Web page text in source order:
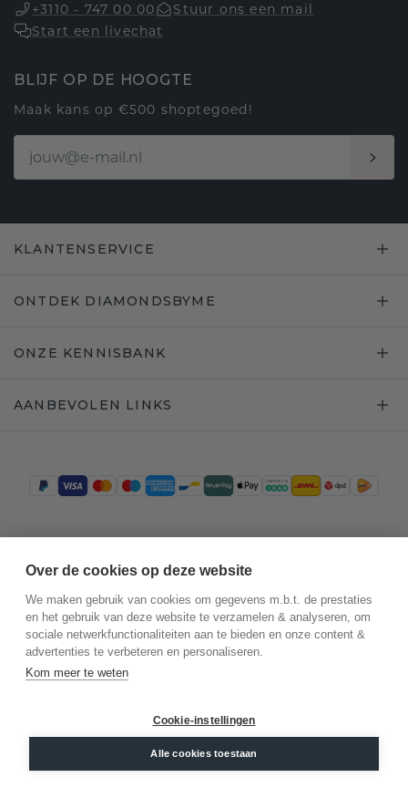
+3110 - 747 00 00
Stuur ons een mail
Start een livechat
BLIJF OP DE HOOGTE
Maak kans op €500 shoptegoed!
KLANTENSERVICE
ONTDEK DIAMONDSBYME
ONZE KENNISBANK
AANBEVOLEN LINKS
©2026.DiamondsByMe
Algemene voorwaarden
Over de cookies op deze website
We maken gebruik van cookies om gegevens m.b.t. de prestaties
en het gebruik van deze website te verzamelen & analyseren, om
sociale netwerkfunctionaliteiten aan te bieden en onze content &
advertenties te verbeteren en personaliseren.
Kom meer te weten
Cookie-instellingen
Alle cookies toestaan